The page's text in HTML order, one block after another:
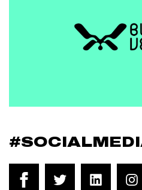
FacebookTwitter